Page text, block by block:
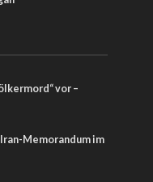
vor –
Memorandum im